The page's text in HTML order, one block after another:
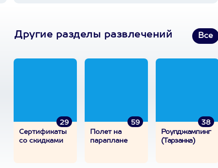
Другие разделы развлечений Все
29
Сертификаты
со скидками
59
Полет на
параплане
38
Роупджампинг
(Тарзанка)